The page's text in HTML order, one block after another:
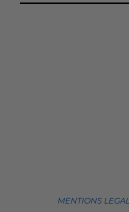
MENTIONS